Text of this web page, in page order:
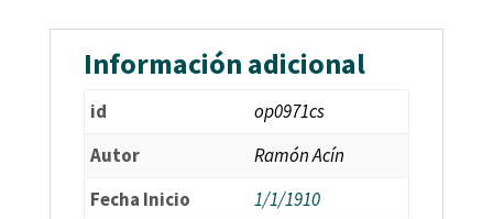
Información adicional
id
op0971cs
Autor
Ramón Acín
Fecha Inicio
1/1/1910